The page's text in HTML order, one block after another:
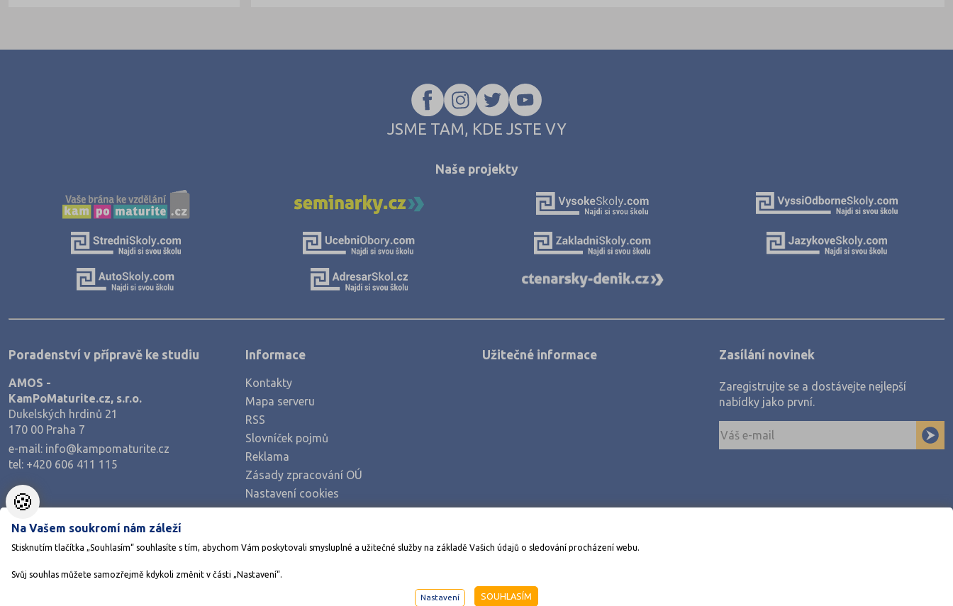
JSME TAM, KDE JSTE VY
Naše projekty
Poradenství v přípravě ke studiu
AMOS -
KamPoMaturite.cz, s.r.o.
Dukelských hrdinů 21
170 00 Praha 7
e-mail: info@kampomaturite.cz
tel: +420 606 411 115
Informace
Kontakty
Mapa serveru
RSS
Slovníček pojmů
Reklama
Zásady zpracování OÚ
Nastavení cookies
Stáhněte si aplikaci Adresář škol
Užitečné informace Zasílání novinek
Zaregistrujte se a dostávejte nejlepší
nabídky jako první.
AMOS KamPoMaturite.cz, s.r.o., stránky vytvořilo
🍪
Na Vašem soukromí nám záleží
Stisknutím tlačítka „Souhlasím“ souhlasíte s tím, abychom Vám poskytovali smysluplné a užitečné služby na základě Vašich údajů o sledování procházení webu.
Svůj souhlas můžete samozřejmě kdykoli změnit v části „Nastavení“.
Nastavení SOUHLASÍM